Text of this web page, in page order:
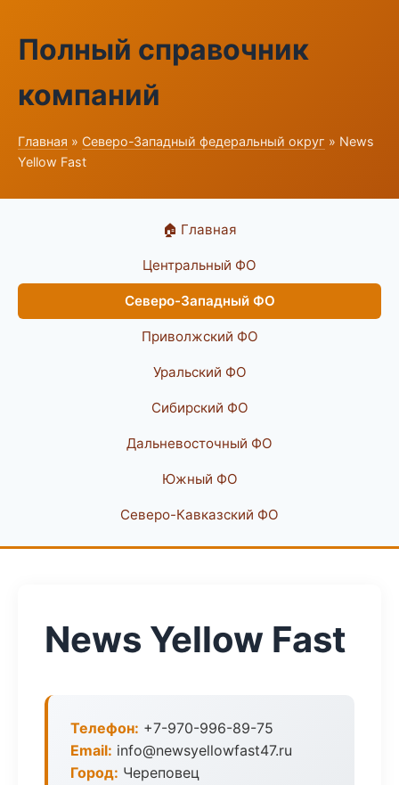
Полный справочник
компаний
Главная » Северо-Западный федеральный округ » News
Yellow Fast
🏠 Главная
Центральный ФО
Северо-Западный ФО
Приволжский ФО
Уральский ФО
Сибирский ФО
Дальневосточный ФО
Южный ФО
Северо-Кавказский ФО
News Yellow Fast
Телефон: +7-970-996-89-75
Email: info@newsyellowfast47.ru
Город: Череповец